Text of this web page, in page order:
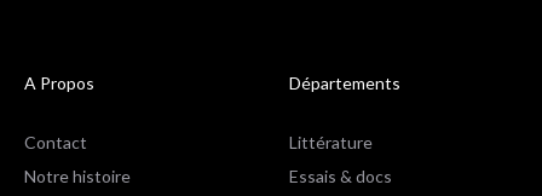
A Propos
Contact
Notre histoire
Départements
Littérature
Essais & docs